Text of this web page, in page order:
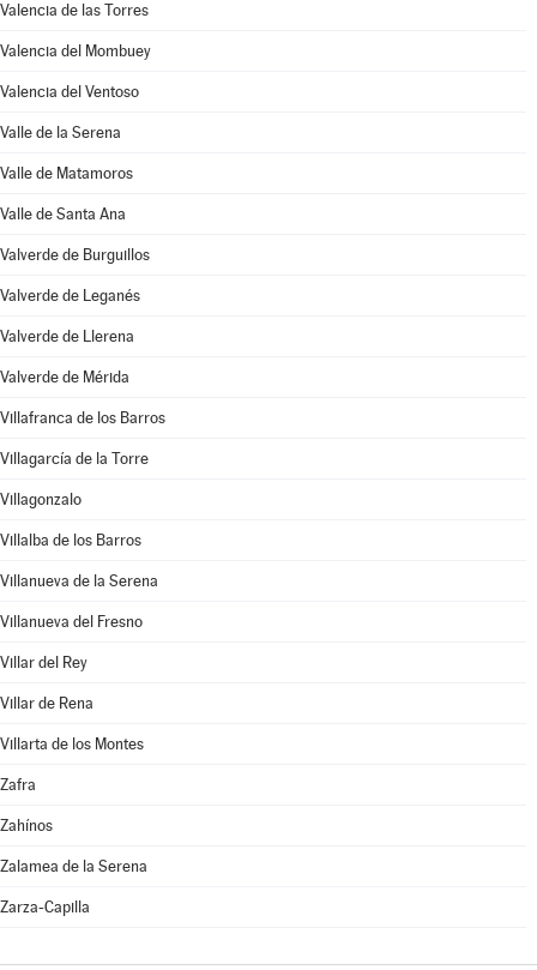
Valencia de las Torres
Valencia del Mombuey
Valencia del Ventoso
Valle de la Serena
Valle de Matamoros
Valle de Santa Ana
Valverde de Burguillos
Valverde de Leganés
Valverde de Llerena
Valverde de Mérida
Villafranca de los Barros
Villagarcía de la Torre
Villagonzalo
Villalba de los Barros
Villanueva de la Serena
Villanueva del Fresno
Villar del Rey
Villar de Rena
Villarta de los Montes
Zafra
Zahínos
Zalamea de la Serena
Zarza-Capilla